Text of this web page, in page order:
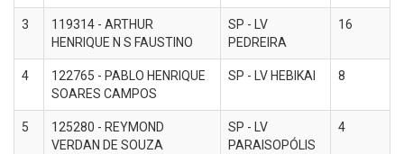
3
119314 - ARTHUR
HENRIQUE N S FAUSTINO
SP - LV
PEDREIRA
16
4
122765 - PABLO HENRIQUE
SOARES CAMPOS
SP - LV HEBIKAI 8
5
125280 - REYMOND
VERDAN DE SOUZA
SP - LV
PARAISOPÓLIS
4